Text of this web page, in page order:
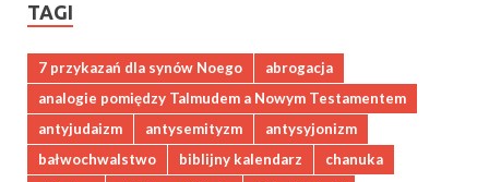
TAGI
7 przykazań dla synów Noego
abrogacja
analogie pomiędzy Talmudem a Nowym Testamentem
antyjudaizm
antysemityzm
antysyjonizm
bałwochwalstwo
biblijny kalendarz
chanuka